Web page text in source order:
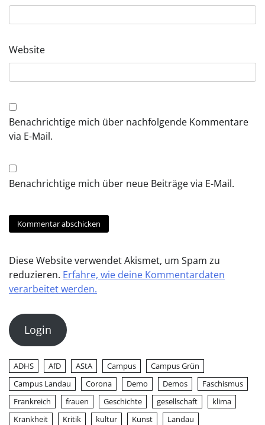
Website
Benachrichtige mich über nachfolgende Kommentare
via E-Mail.
Benachrichtige mich über neue Beiträge via E-Mail.
Diese Website verwendet Akismet, um Spam zu
reduzieren. Erfahre, wie deine Kommentardaten
verarbeitet werden.
Login
ADHS AfD AStA Campus
Campus Grün
Campus Landau
Corona Demo Demos
Faschismus
Frankreich
frauen Geschichte gesellschaft
klima
Krankheit
Kritik kultur Kunst
Landau